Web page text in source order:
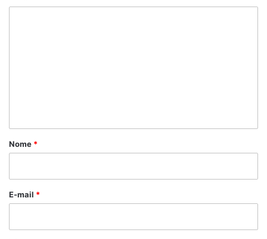
r
*
Nome *
E-mail *